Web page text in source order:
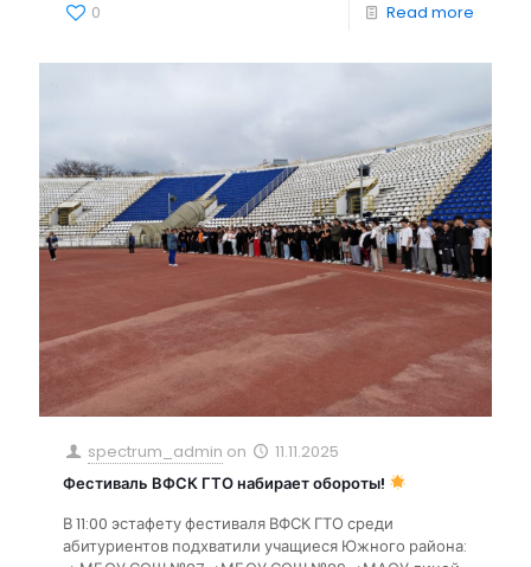
0 Read more
spectrum_admin on
11.11.2025
Фестиваль ВФСК ГТО набирает обороты!
В 11:00 эстафету фестиваля ВФСК ГТО среди
абитуриентов подхватили учащиеся Южного района: